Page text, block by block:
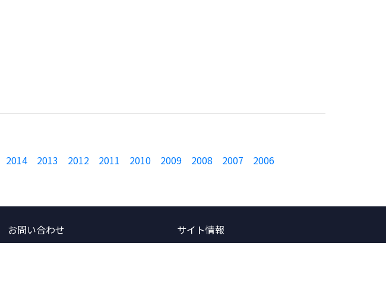
2014 2013 2012 2011 2010 2009 2008 2007
2006
お問い合わせ
営業的なお問い合わせ
サイト情報
パートナーリンク